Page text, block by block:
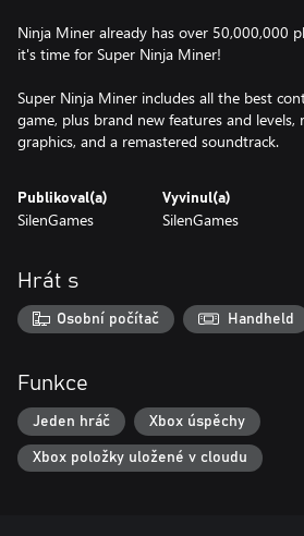
Ninja Miner already has over 50,000,000
it's time for Super Ninja Miner!
Super Ninja Miner includes all the best
game, plus brand new features and levels,
graphics, and a remastered soundtrack.
Publikoval(a)
SilenGames
Vyvinul(a)
SilenGames
Hrát s
Osobní počítač Handheld
Funkce
Jeden hráč Xbox úspěchy
Xbox položky uložené v cloudu